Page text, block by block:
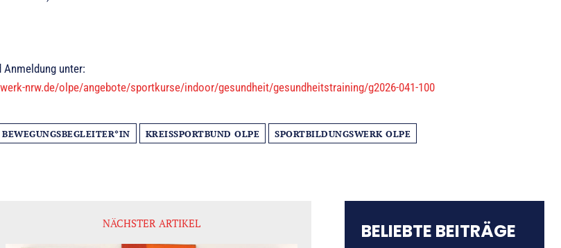
unter:
nrw.de/olpe/angebote/sportkurse/indoor/gesundheit/gesundheitstraining/g2026-041-100
BEWEGUNGSBEGLEITER*IN KREISSPORTBUND OLPE SPORTBILDUNGSWERK OLPE
NÄCHSTER ARTIKEL BELIEBTE BEITRÄGE